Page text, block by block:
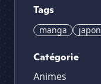
Tags
manga japon
Catégorie
Animes